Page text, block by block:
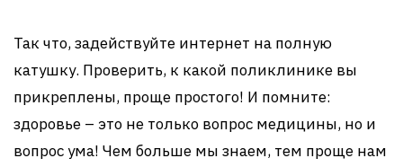
Так что, задействуйте интернет на полную
катушку. Проверить, к какой поликлинике вы
прикреплены, проще простого! И помните:
здоровье – это не только вопрос медицины, но и
вопрос ума! Чем больше мы знаем, тем проще нам